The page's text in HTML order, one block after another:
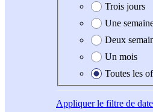
Trois jours
Une
Deux
Un mois
Toutes les
Appliquerle filtre de